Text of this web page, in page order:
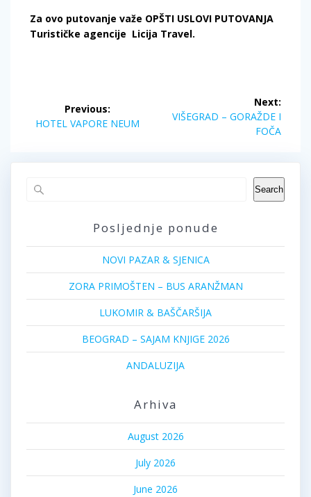
Za ovo putovanje važe OPŠTI USLOVI PUTOVANJA
Turističke agencije Licija Travel.
navigation
Previous:
Previous
HOTEL VAPORE NEUM
Next:
Next
VIŠEGRAD – GORAŽDE I
FOČA
Search
Posljednje ponude
NOVI PAZAR & SJENICA
ZORA PRIMOŠTEN – BUS ARANŽMAN
LUKOMIR & BAŠČARŠIJA
BEOGRAD – SAJAM KNJIGE 2026
ANDALUZIJA
Arhiva
August 2026
July 2026
June 2026